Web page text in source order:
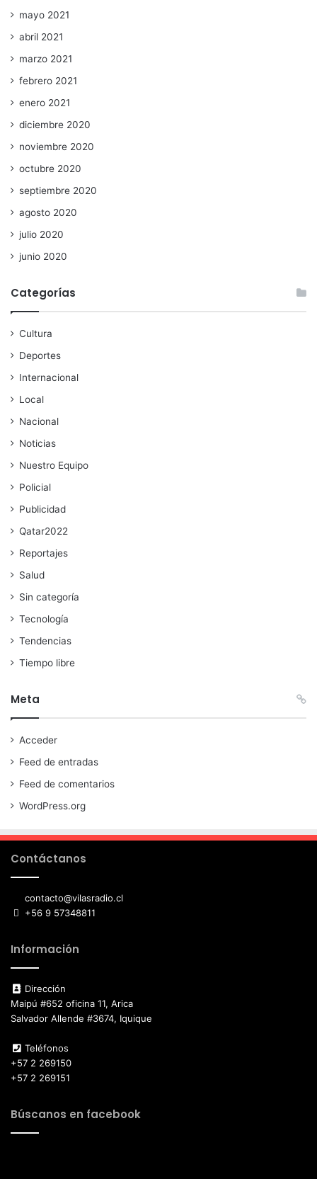
mayo 2021
abril 2021
marzo 2021
febrero 2021
enero 2021
diciembre 2020
noviembre 2020
octubre 2020
septiembre 2020
agosto 2020
julio 2020
junio 2020
Categorías
Cultura
Deportes
Internacional
Local
Nacional
Noticias
Nuestro Equipo
Policial
Publicidad
Qatar2022
Reportajes
Salud
Sin categoría
Tecnología
Tendencias
Tiempo libre
Meta
Acceder
Feed de entradas
Feed de comentarios
WordPress.org
Contáctanos
contacto@vilasradio.cl
+56 9 57348811
Información
Dirección
Maipú #652 oficina 11, Arica
Salvador Allende #3674, Iquique
Teléfonos
+57 2 269150
+57 2 269151
Búscanos en facebook